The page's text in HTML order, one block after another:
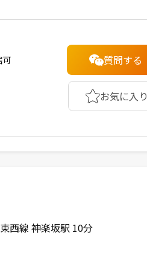
可 質問する
お気に入り
西線 神楽坂駅 10分